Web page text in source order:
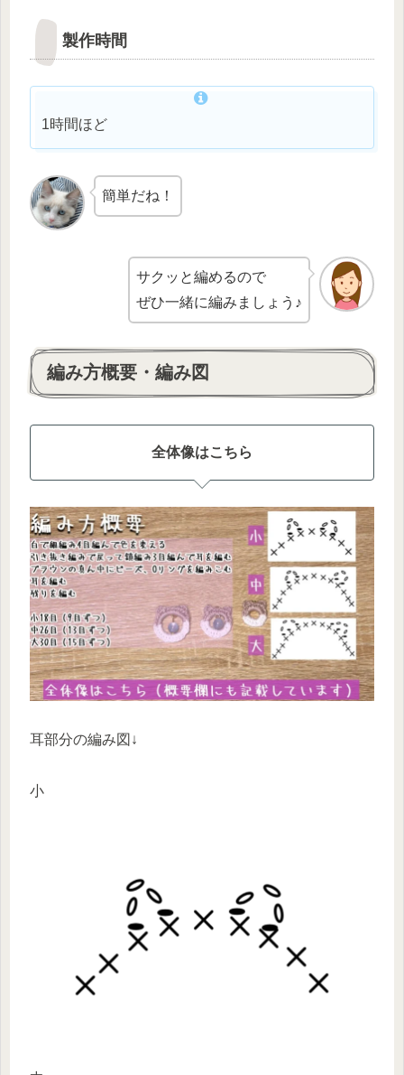
製作時間
1時間ほど
簡単だね！
サクッと編めるので
ぜひ一緒に編みましょう♪
編み方概要・編み図
全体像はこちら
耳部分の編み図↓
小